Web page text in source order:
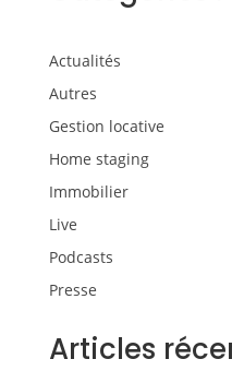
Actualités
Autres
Gestion locative
Home staging
Immobilier
Live
Podcasts
Presse
Articles